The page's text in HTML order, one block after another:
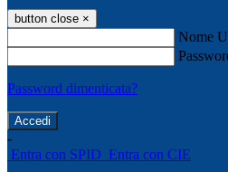
button close ×
Nome
Password dimenticata?
-
Entra con SPID Entra con CIE